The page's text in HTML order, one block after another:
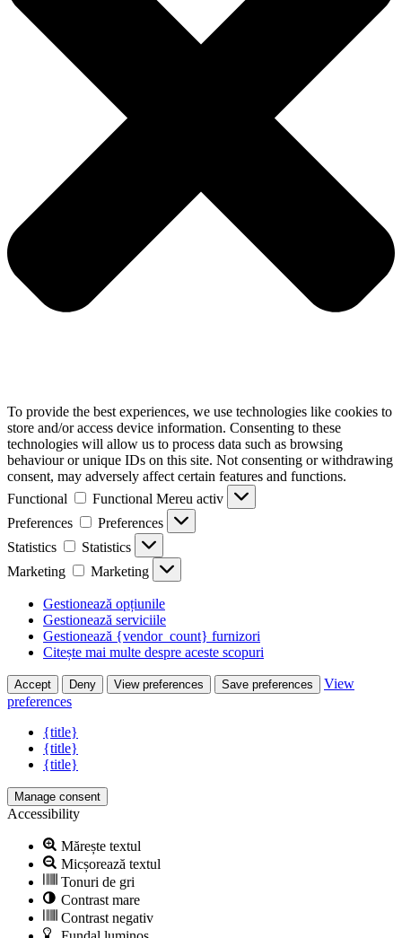
To provide the best experiences, we use technologies like cookies to
store and/or access device information. Consenting to these
technologies will allow us to process data such as browsing
behaviour or unique IDs on this site. Not consenting or withdrawing
consent, may adversely affect certain features and functions.
Functional
Functional Mereu activ
Preferences
Preferences
Statistics
Statistics
Marketing
Marketing
Gestionează opțiunile
Gestionează serviciile
Gestionează {vendor_count} furnizori
Citește mai multe despre aceste scopuri
Accept Deny View preferences Save preferences
View
preferences
{title}
{title}
{title}
Manage consent
Accessibility
Mărește textul
Micșorează textul
Tonuri de gri
Contrast mare
Contrast negativ